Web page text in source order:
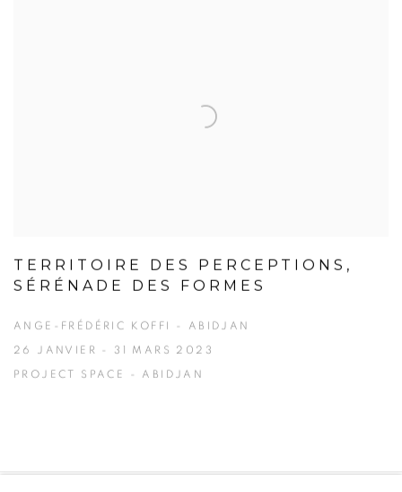
TERRITOIRE DES PERCEPTIONS,
SÉRÉNADE DES FORMES
ANGE-FRÉDÉRIC KOFFI - ABIDJAN
26 JANVIER - 31 MARS 2023
PROJECT SPACE - ABIDJAN